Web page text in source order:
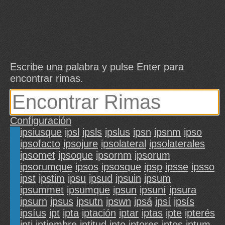
Escribe una palabra y pulse Enter para
encontrar rimas.
Configuración
ipsiusque ipsl ipsls ipslus ipsn ipsnm ipso
ipsofacto ipsojure ipsolateral ipsolaterales
ipsomet ipsoque ipsornm ipsorum
ipsorumque ipsos ipsosque ipsp ipsse ipsso
ipst ipstim ipsu ipsud ipsuin ipsum
ipsummet ipsumque ipsun ipsuní ipsura
ipsurn ipsus ipsutn ipswn ipsá ipsí ipsís
ipsíus ipt ipta iptación iptar iptas ipte ipterés